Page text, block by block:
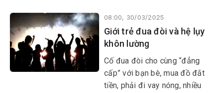
những câu chuyện sẻ chia và
những tiếng cười giòn tan…
08:00, 30/03/2025
Giới trẻ đua đòi và hệ lụy
khôn lường
​​​​​​​Cố đua đòi cho cùng “đẳng
cấp” với bạn bè, mua đồ đắt
tiền, phải đi vay nóng, nhiều